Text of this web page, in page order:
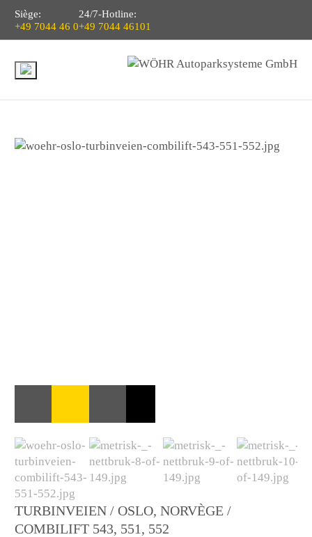
Siège:
+49 7044 46 0
24/7-Hotline:
+49 7044 46101
TURBINVEIEN / OSLO, NORVÈGE /
COMBILIFT 543, 551, 552